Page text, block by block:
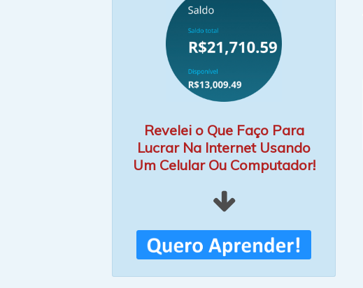
Revelei o Que Faço Para
Lucrar Na Internet Usando
Um Celular Ou Computador!